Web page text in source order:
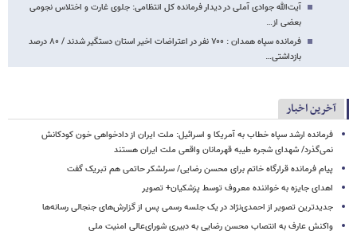
آیت‌الله جوادی آملی در دیدار فرمانده کل انتظامی: جلوی غارت و اختلاس نجومی
بعضی از…
فرمانده سپاه همدان : ۷۰۰ نفر در اعتراضات اخیر استان دستگیر شدند / ۸۰ درصد
بازداشتی…
آخرین اخبار
فرمانده ارشد سپاه خطاب به آمریکا و اسرائیل: ملت ایران از دادخواهی خون کودکانش
نمی‌گذرد/ شهدای شجره طیبه قهرمانان واقعی ملت ایران هستند
پیام فرمانده قرارگاه خاتم برای محسن رضایی/ سرلشکر حاتمی هم تبریک گفت
اهدای جایزه به خواننده معروف توسط پزشکیان+ تصویر
جدیدترین تصویر از احمدی‌نژاد در یک جلسه رسمی پس از گزارش‌های جنجالی رسانه‌ها
واکنش عارف به انتصاب محسن رضایی به دبیری شورای‌عالی امنیت ملی